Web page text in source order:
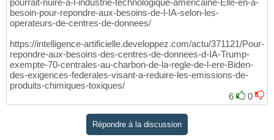
pourrait-nuire-a-l-industrie-technologique-americaine-Elle-en-a-
besoin-pour-repondre-aux-besoins-de-l-IA-selon-les-
operateurs-de-centres-de-donnees/
https://intelligence-artificielle.developpez.com/actu/371121/Pour-
repondre-aux-besoins-des-centres-de-donnees-d-IA-Trump-
exempte-70-centrales-au-charbon-de-la-regle-de-l-ere-Biden-
des-exigences-federales-visant-a-reduire-les-emissions-de-
produits-chimiques-toxiques/
6
0
Répondre à la discussion